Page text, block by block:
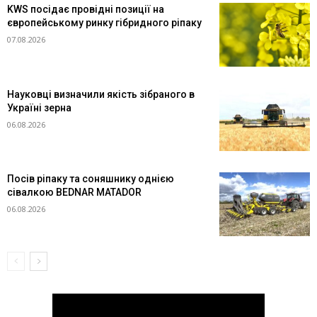
KWS посідає провідні позиції на
європейському ринку гібридного ріпаку
07.08.2026
Науковці визначили якість зібраного в
Україні зерна
06.08.2026
Посів ріпаку та соняшнику однією
сівалкою BEDNAR MATADOR
06.08.2026